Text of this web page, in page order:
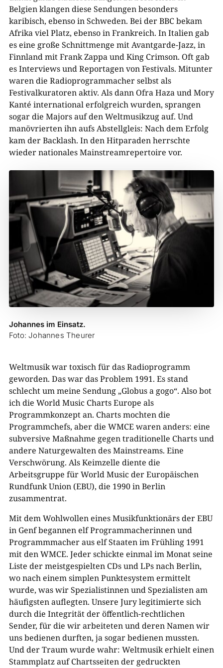
Belgien klangen diese Sendungen besonders
karibisch, ebenso in Schweden. Bei der BBC bekam
Afrika viel Platz, ebenso in Frankreich. In Italien gab
es eine große Schnittmenge mit Avantgarde-Jazz, in
Finnland mit Frank Zappa und King Crimson. Oft gab
es Interviews und Reportagen von Festivals. Mitunter
waren die Radioprogrammacher selbst als
Festivalkuratoren aktiv. Als dann Ofra Haza und Mory
Kanté international erfolgreich wurden, sprangen
sogar die Majors auf den Weltmusikzug auf. Und
manövrierten ihn aufs Abstellgleis: Nach dem Erfolg
kam der Backlash. In den Hitparaden herrschte
wieder nationales Mainstreamrepertoire vor.
Johannes im Einsatz.
Foto: Johannes Theurer
Weltmusik war toxisch für das Radioprogramm
geworden. Das war das Problem 1991. Es stand
schlecht um meine Sendung „Globus a gogo“. Also bot
ich die World Music Charts Europe als
Programmkonzept an. Charts mochten die
Programmchefs, aber die WMCE waren anders: eine
subversive Maßnahme gegen traditionelle Charts und
andere Naturgewalten des Mainstreams. Eine
Verschwörung. Als Keimzelle diente die
Arbeitsgruppe für World Music der Europäischen
Rundfunk Union (EBU), die 1990 in Berlin
zusammentrat.
Mit dem Wohlwollen eines Musikfunktionärs der EBU
in Genf begannen elf Programmacherinnen und
Programmmacher aus elf Staaten im Frühling 1991
mit den WMCE. Jeder schickte einmal im Monat seine
Liste der meistgespielten CDs und LPs nach Berlin,
wo nach einem simplen Punktesystem ermittelt
wurde, was wir Spezialistinnen und Spezialisten am
häufigsten auflegten. Unsere Jury legitimierte sich
durch die Integrität der öffentlich-rechtlichen
Sender, für die wir arbeiteten und deren Namen wir
uns bedienen durften, ja sogar bedienen mussten.
Und der Traum wurde wahr: Weltmusik erhielt einen
Stammplatz auf Chartsseiten der gedruckten